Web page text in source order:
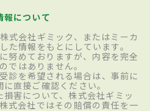
報について
式会社ギミック、またはミーカ
た情報をもとにしています。
努めておりますが、内容を完全
ではありません。
診を希望される場合は、事前に
直接ご確認ください。
害について、株式会社ギミッ
式会社ではその賠償の責任を一